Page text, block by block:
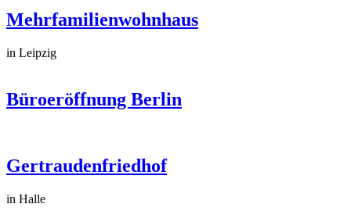
Mehrfamilienwohnhaus
in Leipzig
Büroeröffnung Berlin
Gertraudenfriedhof
in Halle